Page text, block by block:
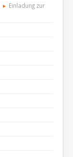
Termine
Einladung zur